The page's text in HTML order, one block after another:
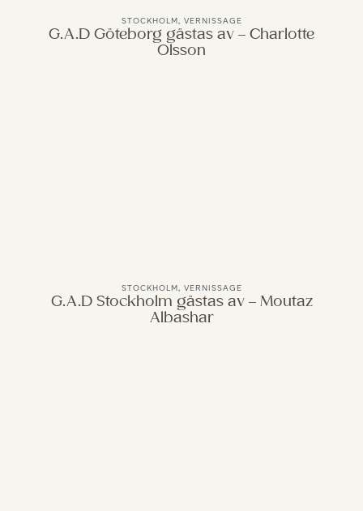
STOCKHOLM, VERNISSAGE
G.A.D Göteborg gästas av – Charlotte
Olsson
STOCKHOLM, VERNISSAGE
G.A.D Stockholm gästas av – Moutaz
Albashar